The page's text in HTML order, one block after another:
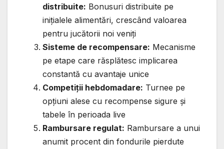
distribuite: Bonusuri distribuite pe
inițialele alimentări, crescând valoarea
pentru jucătorii noi veniți
Sisteme de recompensare: Mecanisme
pe etape care răsplătesc implicarea
constantă cu avantaje unice
Competiții hebdomadare: Turnee pe
opțiuni alese cu recompense sigure și
tabele în perioada live
Rambursare regulat: Rambursare a unui
anumit procent din fondurile pierdute